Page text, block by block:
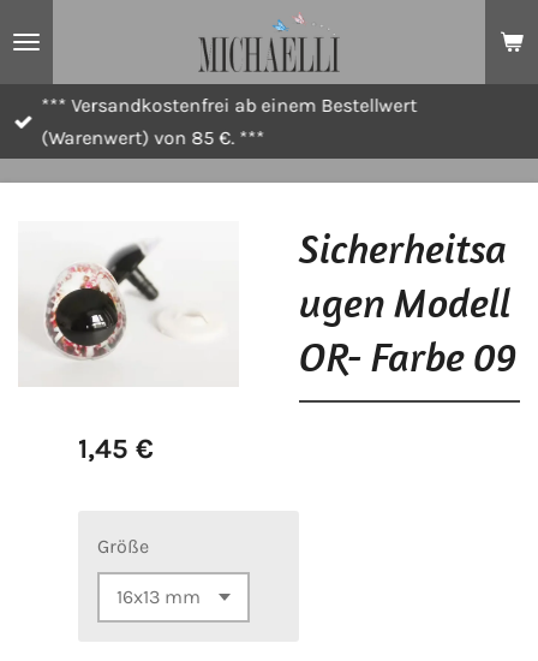
*** Versandkostenfrei ab einem Bestellwert
(Warenwert) von 85 €. ***
Sicherheitsa
ugen Modell
OR- Farbe 09
1,45 €
Größe